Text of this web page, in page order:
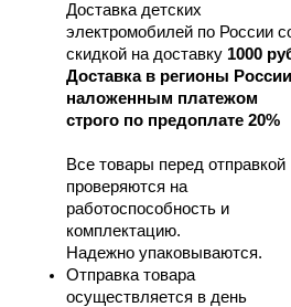
Доставка детских
электромобилей по России
скидкой на доставку 1000
Доставка в регионы России
наложенным платежом
строго по предоплате 20%
Все товары перед отправкой
проверяются на
работоспособность и
комплектацию.
Надежно упаковываются.
Отправка товара
осуществляется в день